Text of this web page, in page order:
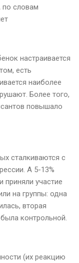
по словам
настраивается
есть
наиболее
Более того,
повышало
сталкиваются с
А 5-13%
приняли участие
на группы: одна
вторая
контрольной.
(их реакцию